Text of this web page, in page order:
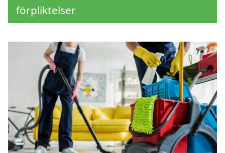
förpliktelser